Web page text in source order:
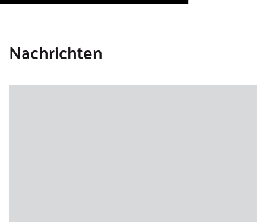
Nachrichten